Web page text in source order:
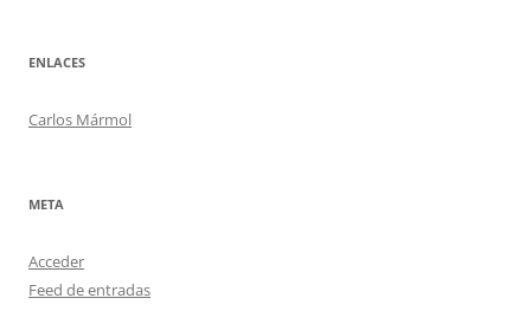
ENLACES
Carlos Mármol
META
Acceder
Feed de entradas